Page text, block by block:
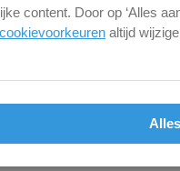
content. Door op ‘Alles
cookievoorkeuren altijd